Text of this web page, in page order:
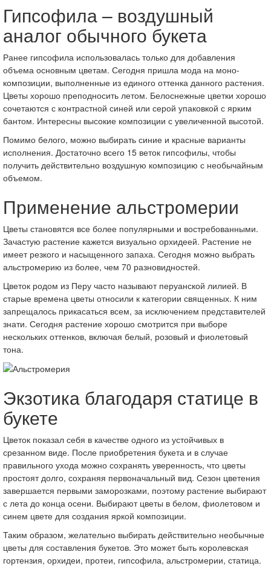
Гипсофила – воздушный
аналог обычного букета
Ранее гипсофила использовалась только для добавления
объема основным цветам. Сегодня пришла мода на моно-
композиции, выполненные из единого оттенка данного растения.
Цветы хорошо преподносить летом. Белоснежные цветки хорошо
сочетаются с контрастной синей или серой упаковкой с ярким
бантом. Интересны высокие композиции с увеличенной высотой.
Помимо белого, можно выбирать синие и красные варианты
исполнения. Достаточно всего 15 веток гипсофилы, чтобы
получить действительно воздушную композицию с необычайным
объемом.
Применение альстромерии
Цветы становятся все более популярными и востребованными.
Зачастую растение кажется визуально орхидеей. Растение не
имеет резкого и насыщенного запаха. Сегодня можно выбрать
альстромерию из более, чем 70 разновидностей.
Цветок родом из Перу часто называют перуанской лилией. В
старые времена цветы относили к категории священных. К ним
запрещалось прикасаться всем, за исключением представителей
знати. Сегодня растение хорошо смотрится при выборе
нескольких оттенков, включая белый, розовый и фиолетовый
тона.
Экзотика благодаря статице в
букете
Цветок показал себя в качестве одного из устойчивых в
срезанном виде. После приобретения букета и в случае
правильного ухода можно сохранять уверенность, что цветы
простоят долго, сохраняя первоначальный вид. Сезон цветения
завершается первыми заморозками, поэтому растение выбирают
с лета до конца осени. Выбирают цветы в белом, фиолетовом и
синем цвете для создания яркой композиции.
Таким образом, желательно выбирать действительно необычные
цветы для составления букетов. Это может быть королевская
гортензия, орхидеи, протеи, гипсофила, альстромерии, статица.